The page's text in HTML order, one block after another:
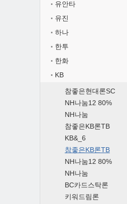
유안타
유진
하나
한투
한화
KB
참좋은현대론SC
NH나눔12 80%
NH나눔
참좋은KB론TB
KB&_6
참좋은KB론TB
NH나눔12 80%
NH나눔
BC카드스탁론
키워드림론